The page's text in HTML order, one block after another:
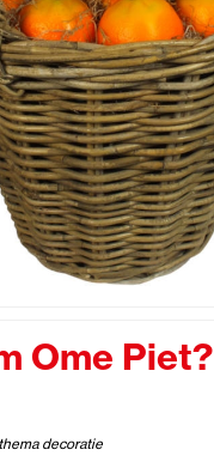
Ome Piet?
decoratie